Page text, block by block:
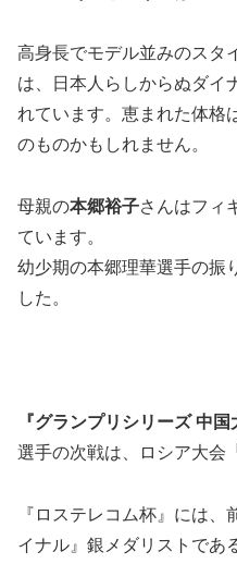
高身長でモデル並みのスタ
は、日本人らしからぬダイ
れています。恵まれた体格
のものかもしれません。
母親の本郷裕子さんはフィ
ています。
幼少期の本郷理華選手の振
した。
『グランプリシリーズ 中国
選手の次戦は、ロシア大会
『ロステレコム杯』には
イナル』銀メダリストであ